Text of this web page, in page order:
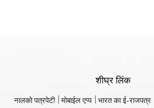
शीघ्र लिंक
नालको पत्रपेटी मोबाईल एप्प भारत का ई-राजपत्र